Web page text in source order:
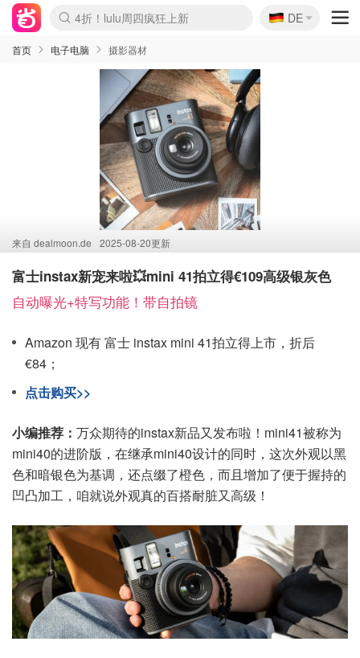
Boticinal 夏促开抢！
4折！lulu周四疯狂上新
还没结束！&OtherStories大促
Joybuy变相75折 随时失效
速领！Stanley独家85折
疑似霸哥！Camper额外叠85折
Zalando 奥莱闪促！每日更新
Moncler反季囤！5折起+叠9折
Coach Brooklyn仅€192
🇩🇪
DE
首页 电子电脑 摄影器材
来自 dealmoon.de 2025-08-20更新
富士instax新宠来啦💥mini 41拍立得€109高级银灰色
自动曝光+特写功能！带自拍镜
Amazon 现有 富士 instax mini 41拍立得上市，折后
€84；
点击购买>>
小编推荐： 万众期待的instax新品又发布啦！mini41被称为
mini40的进阶版，在继承mini40设计的同时，这次外观以黑
色和暗银色为基调，还点缀了橙色，而且增加了便于握持的
凹凸加工，咱就说外观真的百搭耐脏又高级！